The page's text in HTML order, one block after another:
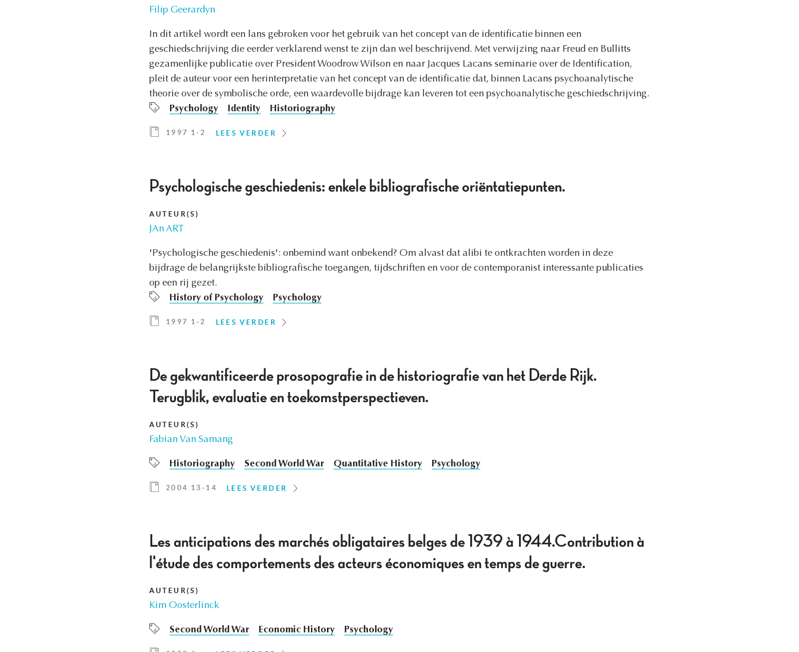
Filip Geerardyn
In dit artikel wordt een lans gebroken voor het gebruik van het concept van de identificatie binnen een
geschiedschrijving die eerder verklarend wenst te zijn dan wel beschrijvend. Met verwijzing naar Freud en Bullitts
gezamenlijke publicatie over President Woodrow Wilson en naar Jacques Lacans seminarie over de Identification,
pleit de auteur voor een herinterpretatie van het concept van de identificatie dat, binnen Lacans psychoanalytische
theorie over de symbolische orde, een waardevolle bijdrage kan leveren tot een psychoanalytische geschiedschrijving.
Psychology
Identity Historiography
1997 1-2 LEES VERDER
Psychologische geschiedenis: enkele bibliografische oriëntatiepunten.
AUTEUR(S)
JAn ART
'Psychologische geschiedenis': onbemind want onbekend? Om alvast dat alibi te ontkrachten worden in deze
bijdrage de belangrijkste bibliografische toegangen, tijdschriften en voor de contemporanist interessante publicaties
op een rij gezet.
History of Psychology
Psychology
1997 1-2 LEES VERDER
De gekwantificeerde prosopografie in de historiografie van het Derde Rijk.
Terugblik, evaluatie en toekomstperspectieven.
AUTEUR(S)
Fabian Van Samang
Historiography Second World War Quantitative History Psychology
2004 13-14 LEES VERDER
Les anticipations des marchés obligataires belges de 1939 à 1944.Contribution à
l'étude des comportements des acteurs économiques en temps de guerre.
AUTEUR(S)
Kim Oosterlinck
Second World War Economic History Psychology